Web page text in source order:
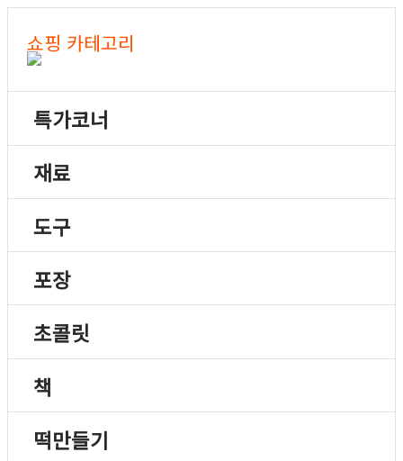
쇼핑 카테고리
특가코너
재료
도구
포장
초콜릿
책
떡만들기